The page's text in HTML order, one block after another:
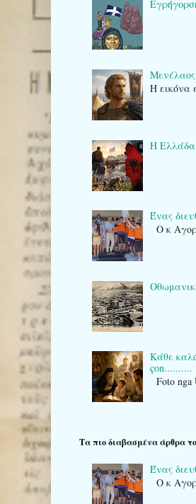
Η εικόνα
Η Ελλάδα
Ένας
Ο κ
Κάθε
çon..........
Foto
Τα πιο διαβασμένα άρθρα
Ένας
Ο κ